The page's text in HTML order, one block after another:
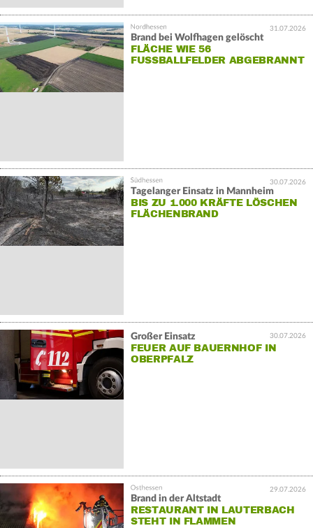
31.07.2026
Brand bei Wolfhagen gelöscht
FLÄCHE WIE 56
FUSSBALLFELDER ABGEBRANNT
30.07.2026
Tagelanger Einsatz in Mannheim
BIS ZU 1.000 KRÄFTE LÖSCHEN
FLÄCHENBRAND
30.07.2026
Großer Einsatz
FEUER AUF BAUERNHOF IN
OBERPFALZ
29.07.2026
Brand in der Altstadt
RESTAURANT IN LAUTERBACH
STEHT IN FLAMMEN